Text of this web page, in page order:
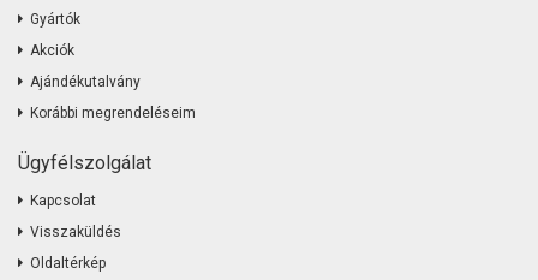
Gyártók
Akciók
Ajándékutalvány
Korábbi megrendeléseim
Ügyfélszolgálat
Kapcsolat
Visszaküldés
Oldaltérkép